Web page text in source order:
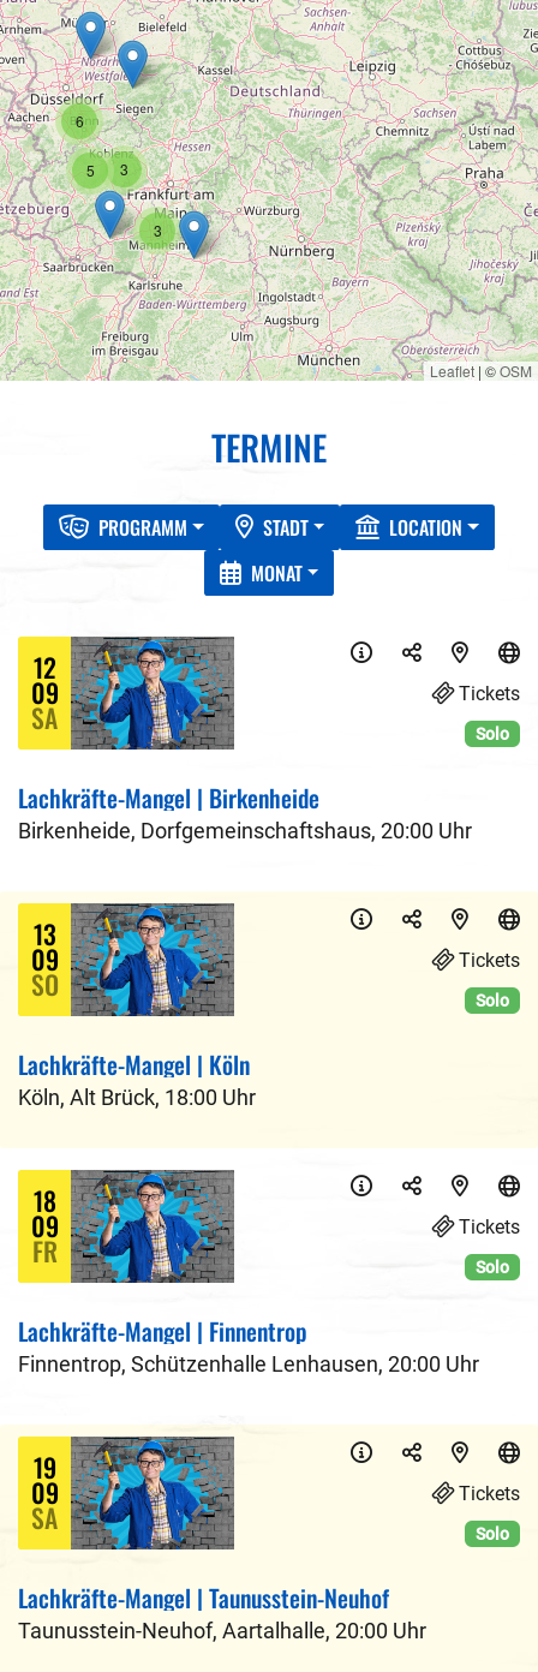
5
3
3
6
Leaflet | ©OSM
TERMINE
PROGRAMM STADT
LOCATION
MONAT
12
09
SA
Lachkräfte-Mangel | Birkenheide
Birkenheide, Dorfgemeinschaftshaus, 20:00 Uhr
Tickets
Solo
13
09
SO
Lachkräfte-Mangel | Köln
Köln, Alt Brück, 18:00 Uhr
Tickets
Solo
18
09
FR
Lachkräfte-Mangel | Finnentrop
Finnentrop, Schützenhalle Lenhausen, 20:00 Uhr
Tickets
Solo
19
09
SA
Lachkräfte-Mangel | Taunusstein-Neuhof
Taunusstein-Neuhof, Aartalhalle, 20:00 Uhr
Tickets
Solo